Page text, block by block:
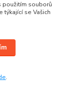
použitím souborů
týkající se Vašich
.